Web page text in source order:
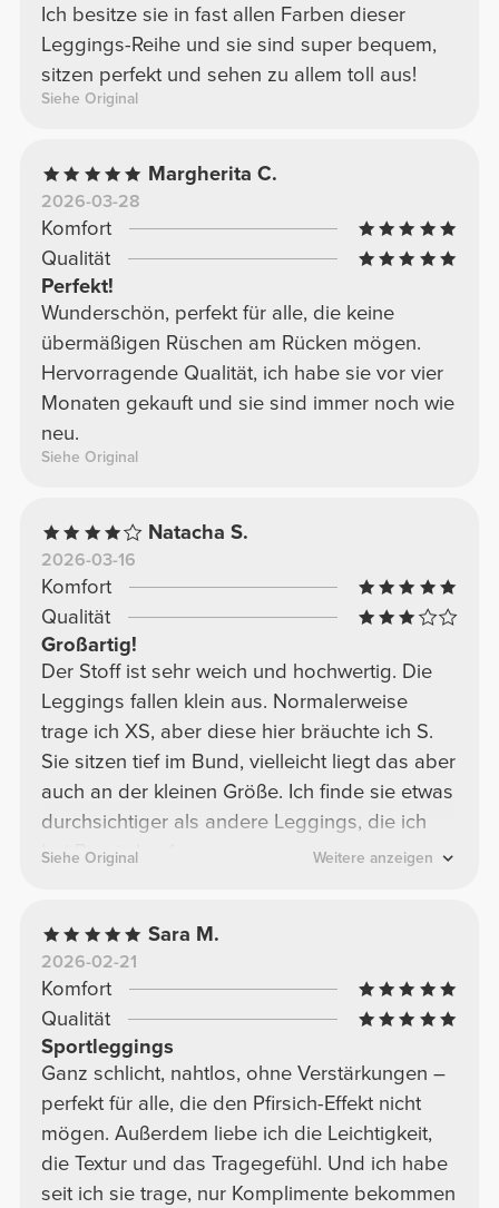
Ich besitze sie in fast allen Farben dieser
Leggings-Reihe und sie sind super bequem,
sitzen perfekt und sehen zu allem toll aus!
Siehe Original
Margherita C.
2026-03-28
Komfort
Qualität
Perfekt!
Wunderschön, perfekt für alle, die keine
übermäßigen Rüschen am Rücken mögen.
Hervorragende Qualität, ich habe sie vor vier
Monaten gekauft und sie sind immer noch wie
neu.
Siehe Original
Natacha S.
2026-03-16
Komfort
Qualität
Großartig!
Der Stoff ist sehr weich und hochwertig. Die
Leggings fallen klein aus. Normalerweise
trage ich XS, aber diese hier bräuchte ich S.
Sie sitzen tief im Bund, vielleicht liegt das aber
auch an der kleinen Größe. Ich finde sie etwas
durchsichtiger als andere Leggings, die ich
bei Prozis kaufe.
Siehe Original Weitere anzeigen
Sara M.
2026-02-21
Komfort
Qualität
Sportleggings
Ganz schlicht, nahtlos, ohne Verstärkungen –
perfekt für alle, die den Pfirsich-Effekt nicht
mögen. Außerdem liebe ich die Leichtigkeit,
die Textur und das Tragegefühl. Und ich habe
seit ich sie trage, nur Komplimente bekommen